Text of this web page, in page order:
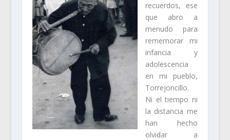
recuerdos, ese
que abro a
menudo para
rememorar mi
infancia y
adolescencia
en mi pueblo,
Torrejoncillo.
Ni el tiempo ni
la distancia me
han hecho
olvidar a